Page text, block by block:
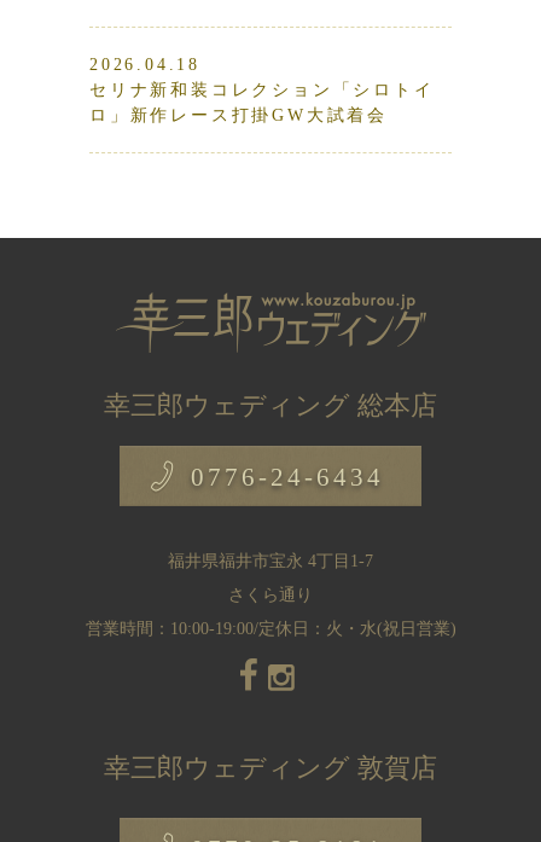
2026.04.18
セリナ新和装コレクション「シロトイ
ロ」新作レース打掛GW大試着会
幸三郎ウェディング 総本店
0776-24-6434
福井県福井市宝永 4丁目1-7
さくら通り
営業時間：10:00-19:00/定休日：火・水(祝日営業)
幸三郎ウェディング 敦賀店